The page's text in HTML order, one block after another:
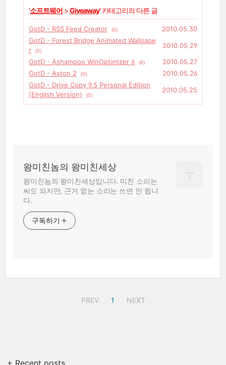
'소프트웨어 >Giveaway' 카테고리의 다른 글
GotD - RSS Feed Creator (0)
2010.05.30
GotD - Forest Bridge Animated Wallpape
r
(0)
2010.05.29
GotD - Ashampoo WinOptimizer 6
(0)
2010.05.27
GotD - Aston 2
(0)
2010.05.26
GotD - Drive Copy 9.5 Personal Edition
(English Version)
(0)
2010.05.25
왕미친놈의 왕미친세상
왕미친놈의 왕미친세상입니다. 미친 소리는
써도 되지만, 근거 없는 소리는 쓰면 안 됩니
다.
구독하기
PREV 1 NEXT